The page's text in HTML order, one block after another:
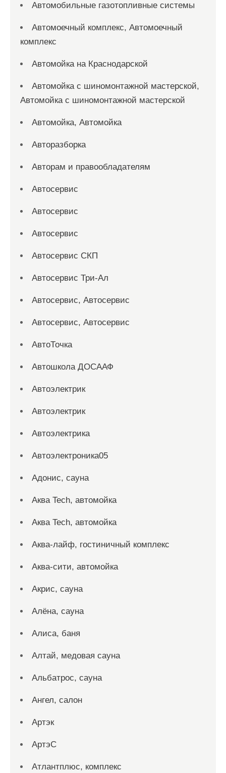
Автомобильные газотопливные системы
Автомоечный комплекс, Автомоечный
комплекс
Автомойка на Краснодарской
Автомойка с шиномонтажной мастерской,
Автомойка с шиномонтажной мастерской
Автомойка, Автомойка
Авторазборка
Авторам и правообладателям
Автосервис
Автосервис
Автосервис
Автосервис СКП
Автосервис Три-Ал
Автосервис, Автосервис
Автосервис, Автосервис
АвтоТочка
Автошкола ДОСААФ
Автоэлектрик
Автоэлектрик
Автоэлектрика
Автоэлектроника05
Адонис, сауна
Аква Tech, автомойка
Аква Tech, автомойка
Аква-лайф, гостиничный комплекс
Аква-сити, автомойка
Акрис, сауна
Алёна, сауна
Алиса, баня
Алтай, медовая сауна
Альбатрос, сауна
Ангел, салон
Артэк
АртэС
Атлантплюс, комплекс